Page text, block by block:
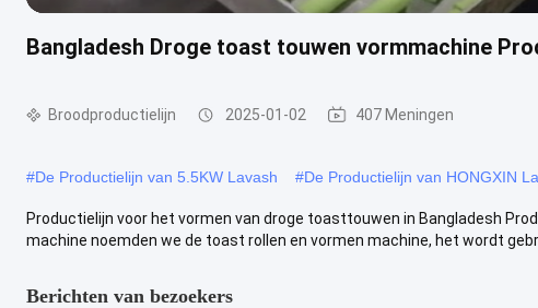
Bangladesh Droge toast touwen vormmachine
Broodproductielijn 2025-01-02 407 Meningen
#De Productielijn van 5.5KW Lavash #De Productielijn van HONGXIN
Productielijn voor het vormen van droge toasttouwen in Bangladesh
machine noemden we de toast rollen en vormen machine, het wordt
Berichten van bezoekers